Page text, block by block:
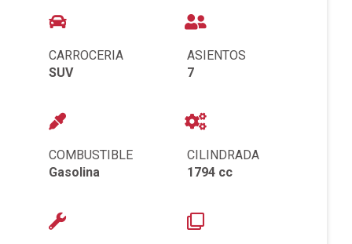
CARROCERIA
SUV
COMBUSTIBLE
Gasolina
ASIENTOS
7
CILINDRADA
1794 cc